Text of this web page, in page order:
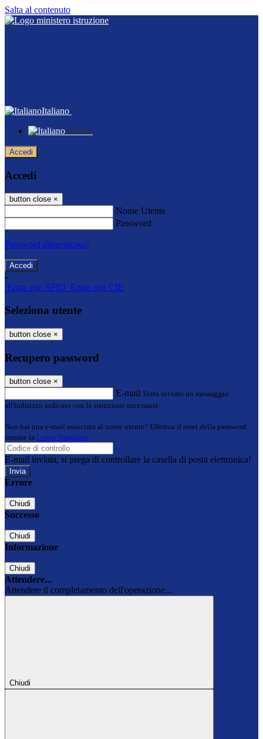
Salta al contenuto
Italiano
Italiano
Accedi
Accedi
button close ×
Nome Utente
Password
Password dimenticata?
-
Entra con SPID Entra con CIE
Seleziona utente
button close ×
Recupero password
button close ×
E-mail Verrà inviato un messaggio
all'indirizzo indicato con le istruzioni necessarie.
Non hai una e-mail associata al nome utente? Effettua il reset della password
tramite la Login Spaggiari
E-mail inviata, si prega di controllare la casella di posta elettronica!
Errore
Chiudi
Successo
Chiudi
Informazione
Chiudi
Attendere...
Attendere il completamento dell'operazione...
Chiudi